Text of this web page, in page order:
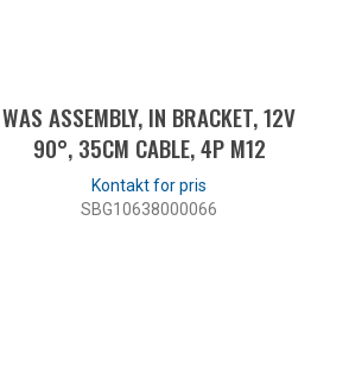
WAS ASSEMBLY, IN BRACKET, 12V
90°, 35CM CABLE, 4P M12
SBG10638000066